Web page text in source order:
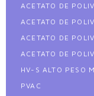
ACETATO DE
ACETATO DE
ACETATO DE
ACETATO DE
HV-S ALTO PESO
PVAC